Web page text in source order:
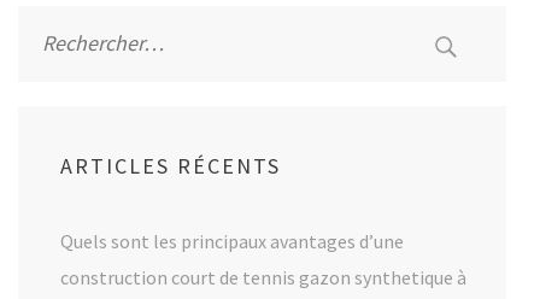
ARTICLES RÉCENTS
Quels sont les principaux avantages d’une
construction court de tennis gazon synthetique à